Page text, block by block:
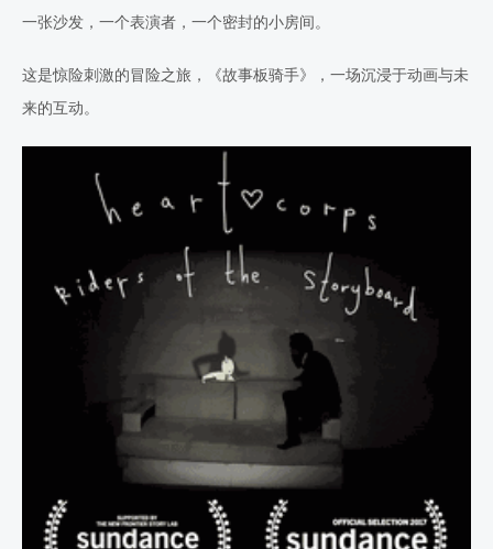
一张沙发，一个表演者，一个密封的小房间。
这是惊险刺激的冒险之旅，《故事板骑手》，一场沉浸于动画与未
来的互动。